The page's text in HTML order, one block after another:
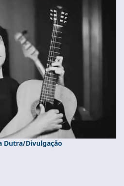
Dutra/Divulgação